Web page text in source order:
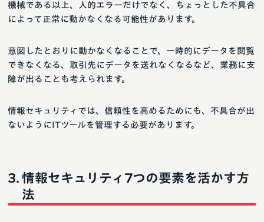
機械である以上、人的エラーだけでなく、ちょっとした不具合
によって正常に動かなくなる可能性があります。
意図したとおりに動かなくなることで、一時的にデータを閲覧
できなくなる、取引先にデータを送れなくなるなど、業務に支
障が出ることも考えられます。
情報セキュリティでは、信頼性を高めるためにも、不具合が出
ないようにITツールを管理する必要があります。
情報セキュリティ7つの要素を活かす方
法